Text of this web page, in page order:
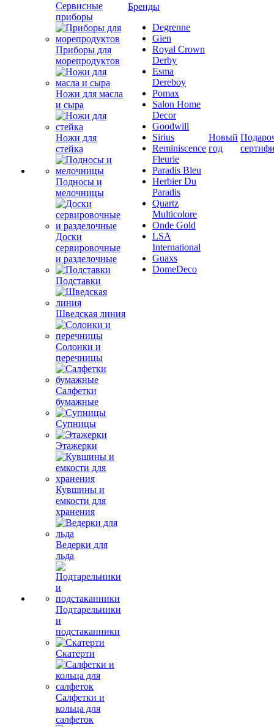
Сервисные
приборы
Приборы для
морепродуктов
Ножи для масла
и сыра
Ножи для
стейка
Подносы и
мелочницы
Доски
сервировочные
и разделочные
Подставки
Шведская линия
Солонки и
перечницы
Салфетки
бумажные
Супницы
Этажерки
Кувшины и
емкости для
хранения
Ведерки для
льда
Подтарельники
и
подстаканники
Скатерти
Салфетки и
кольца для
салфеток
Бренды
Degrenne
Gien
Royal Crown
Derby
Esma
Dereboy
Pomax
Salon Home
Decor
Goodwill
Sirius
Reminiscence
Fleurie
Paradis Bleu
Herbier Du
Paradis
Quartz
Multicolore
Onde Gold
LSA
International
Guaxs
DomeDeco
Новый
год